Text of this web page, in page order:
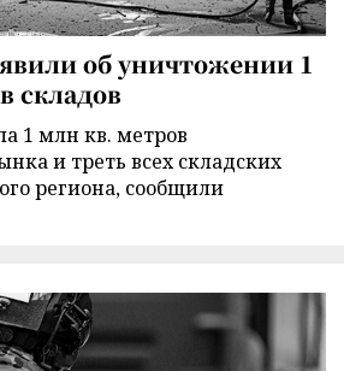
об уничтожении 1
складов
1 млн кв. метров
и треть всех складских
региона, сообщили